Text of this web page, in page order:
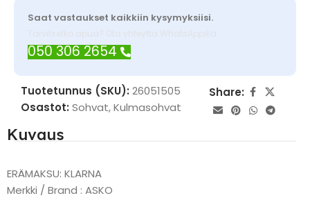
Saat vastaukset kaikkiin kysymyksiisi.
Tarvitsetko apua? Ota yhteyttä WhatsAppilla
050 306 2654
Tuotetunnus (SKU): 26051505
Osastot: Sohvat,Kulmasohvat
Share:
Kuvaus
ERÄMAKSU: KLARNA
Merkki / Brand : ASKO